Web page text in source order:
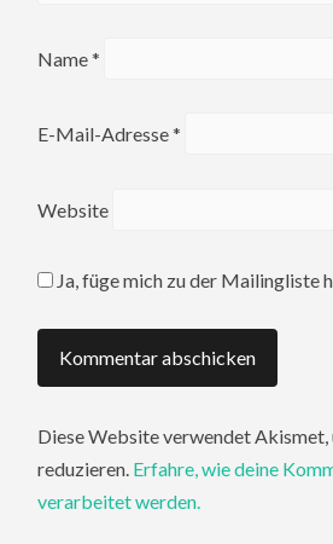
Name*
E-Mail-Adresse*
Website
Ja, füge mich zu der Mailingliste
Diese Website verwendet Akismet,
reduzieren. Erfahre, wie deine
verarbeitet werden.